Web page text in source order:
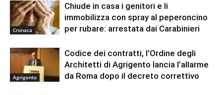
Cronaca
Chiude in casa i genitori e li
immobilizza con spray al peperoncino
per rubare: arrestata dai Carabinieri
Agrigento
Codice dei contratti, l’Ordine degli
Architetti di Agrigento lancia l’allarme
da Roma dopo il decreto correttivo